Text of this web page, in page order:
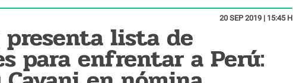
20 SEP 2019 | 15:45 H
presenta lista de
para enfrentar a Perú: